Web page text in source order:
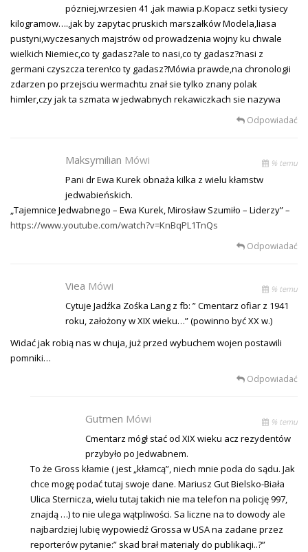
pózniej,wrzesien 41 ,jak mawia p.Kopacz setki tysiecy
kilogramow….,jak by zapytac pruskich marszałków Modela,liasa
pustyni,wyczesanych majstrów od prowadzenia wojny ku chwale
wielkich Niemiec,co ty gadasz?ale to nasi,co ty gadasz?nasi z
germani czyszcza teren!co ty gadasz?Mówia prawde,na chronologii
zdarzen po przejsciu wermachtu znał sie tylko znany polak
himler,czy jak ta szmata w jedwabnych rekawiczkach sie nazywa
Odpowiadać
Maksymilian Mówi % temu
Pani dr Ewa Kurek obnaża kilka z wielu kłamstw
jedwabieńskich.
„Tajemnice Jedwabnego – Ewa Kurek, Mirosław Szumiło – Liderzy” –
https://www.youtube.com/watch?v=KnBqPL1TnQs
Odpowiadać
Viea Mówi % temu
Cytuje Jadźka Zośka Lang z fb: ” Cmentarz ofiar z 1941
roku, założony w XIX wieku…” (powinno być XX w.)
Widać jak robią nas w chuja, już przed wybuchem wojen postawili
pomniki…
Odpowiadać
Gutmen Mówi % temu
Cmentarz mógł stać od XIX wieku acz rezydentów
przybyło po Jedwabnem.
To że Gross kłamie ( jest „kłamcą”, niech mnie poda do sądu. Jak
chce mogę podać tutaj swoje dane. Mariusz Gut Bielsko-Biała
Ulica Sternicza, wielu tutaj takich nie ma telefon na policję 997,
znajdą …) to nie ulega wątpliwości. Sa liczne na to dowody ale
najbardziej lubię wypowiedź Grossa w USA na zadane przez
reporterów pytanie:” skad brał materialy do publikacji..?”